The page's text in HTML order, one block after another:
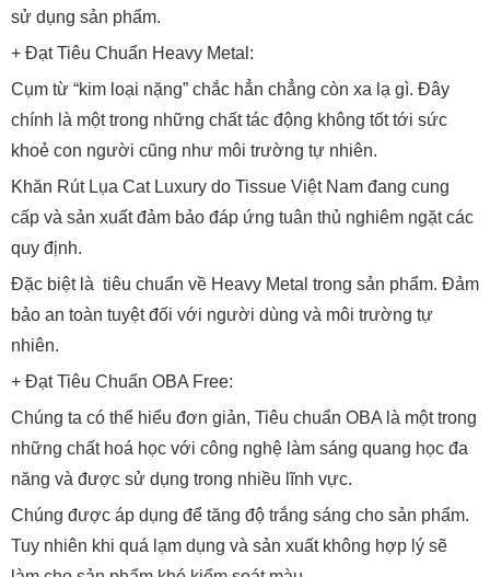
sử dụng sản phẩm.
+ Đạt Tiêu Chuẩn Heavy Metal:
Cụm từ “kim loại nặng” chắc hẳn chẳng còn xa lạ gì. Đây
chính là một trong những chất tác động không tốt tới sức
khoẻ con người cũng như môi trường tự nhiên.
Khăn Rút Lụa Cat Luxury do Tissue Việt Nam đang cung
cấp và sản xuất đảm bảo đáp ứng tuân thủ nghiêm ngặt các
quy định.
Đặc biệt là tiêu chuẩn về Heavy Metal trong sản phẩm. Đảm
bảo an toàn tuyệt đối với người dùng và môi trường tự
nhiên.
+ Đạt Tiêu Chuẩn OBA Free:
Chúng ta có thể hiểu đơn giản, Tiêu chuẩn OBA là một trong
những chất hoá học với công nghệ làm sáng quang học đa
năng và được sử dụng trong nhiều lĩnh vực.
Chúng được áp dụng để tăng độ trắng sáng cho sản phẩm.
Tuy nhiên khi quá lạm dụng và sản xuất không hợp lý sẽ